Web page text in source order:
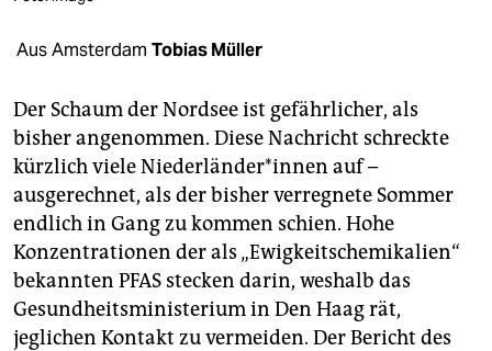
unterstützen
abo
genossenschaft
epaper login
Aus Amsterdam Tobias Müller
Der Schaum der Nordsee ist gefährlicher, als
bisher angenommen. Diese Nachricht schreckte
kürzlich viele Nie­der­län­de­r*in­nen auf –
ausgerechnet, als der bisher verregnete Sommer
endlich in Gang zu kommen schien. Hohe
Konzentrationen der als „Ewigkeitschemikalien“
bekannten PFAS stecken darin, weshalb das
Gesundheitsministerium in Den Haag rät,
jeglichen Kontakt zu vermeiden. Der Bericht des